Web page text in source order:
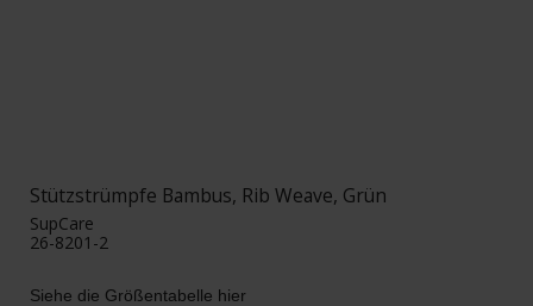
Stützstrümpfe Bambus, Rib Weave, Grün
SupCare
26-8201-2
Siehe die Größentabelle hier